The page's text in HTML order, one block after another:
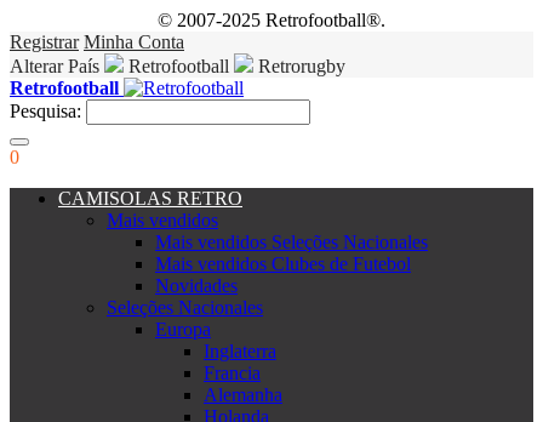
© 2007-2025 Retrofootball®.
Registrar Minha Conta
Alterar País
Retrofootball
Retrorugby
Retrofootball
Pesquisa:
0
CAMISOLAS RETRO
Mais vendidos
Mais vendidos Seleções Nacionales
Mais vendidos Clubes de Futebol
Novidades
Seleções Nacionales
Europa
Inglaterra
Francia
Alemanha
Holanda